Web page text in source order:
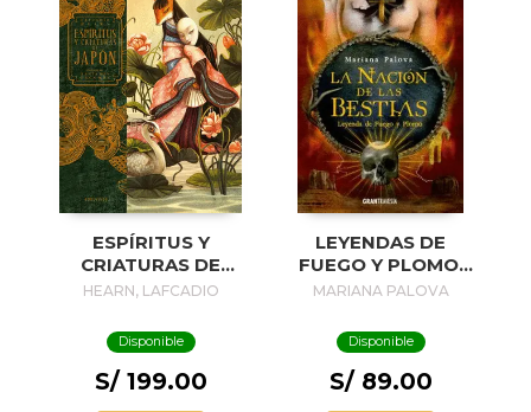
ESPÍRITUS Y
CRIATURAS DE
JAPÓN
HEARN, LAFCADIO
Disponible
S/ 199.00
LEYENDAS DE
FUEGO Y PLOMO:
LA NACIÓN DE LAS
MARIANA PALOVA
Disponible
S/ 89.00